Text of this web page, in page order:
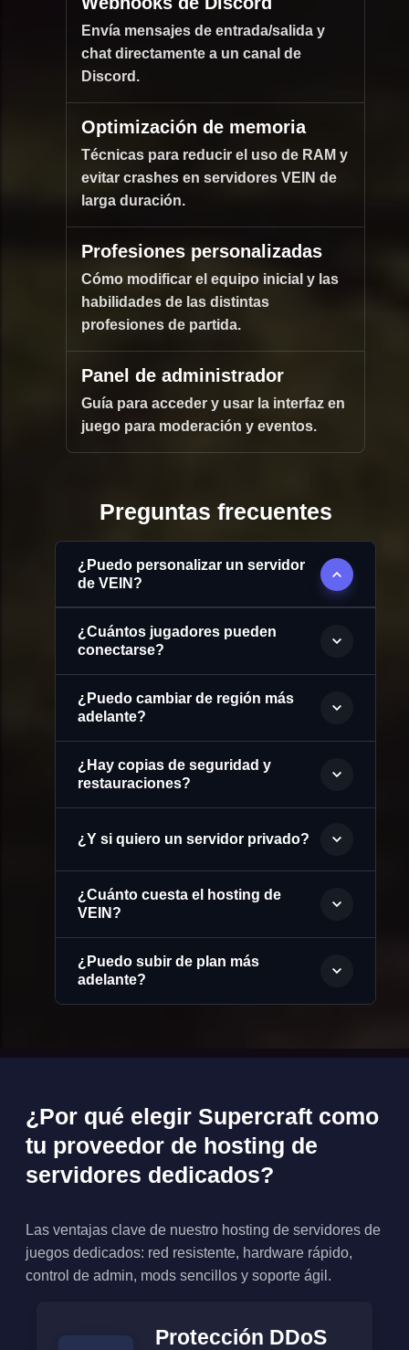
Envía mensajes de entrada/salida y
chat directamente a un canal de
Discord.
Optimización de memoria
Técnicas para reducir el uso de RAM y
evitar crashes en servidores VEIN de
larga duración.
Profesiones personalizadas
Cómo modificar el equipo inicial y las
habilidades de las distintas
profesiones de partida.
Panel de administrador
Guía para acceder y usar la interfaz en
juego para moderación y eventos.
Preguntas frecuentes
¿Puedo personalizar un servidor
de VEIN?
¿Cuántos jugadores pueden
conectarse?
¿Puedo cambiar de región más
adelante?
¿Hay copias de seguridad y
restauraciones?
¿Y si quiero un servidor privado?
¿Cuánto cuesta el hosting de
VEIN?
¿Puedo subir de plan más
adelante?
¿Por qué elegir Supercraft como
tu proveedor de hosting de
servidores dedicados?
Las ventajas clave de nuestro hosting de servidores de
juegos dedicados: red resistente, hardware rápido,
control de admin, mods sencillos y soporte ágil.
Protección DDoS